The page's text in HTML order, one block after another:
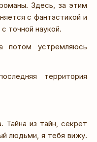
Здесь, за этим
с фантастикой и
точной наукой.
потом устремляюсь
территория
Тайна из тайн, секрет
людьми, я тебя вижу.